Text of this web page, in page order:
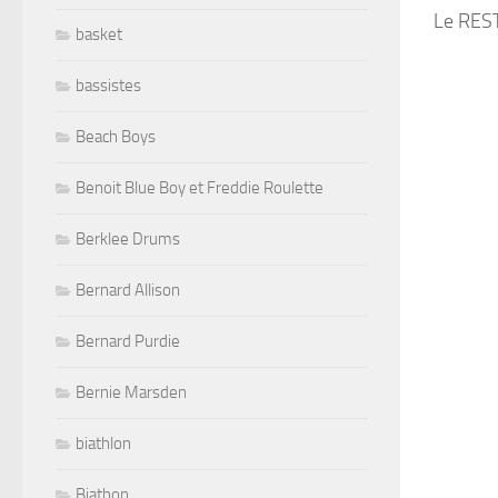
Le
basket
bassistes
Beach Boys
Benoit Blue Boy et Freddie Roulette
Berklee Drums
Bernard Allison
Bernard Purdie
Bernie Marsden
biathlon